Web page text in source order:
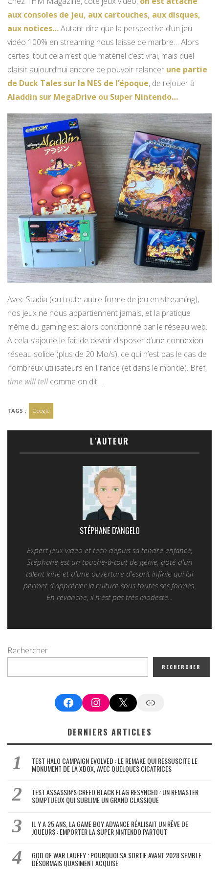
aux consoles de jeu, aux cartouches, aux disques,
aux notices…Autant dire que la perspective d’un jeu
vidéo 100% en streaming nous laisse de marbre… Alors
certes, tout cela n’est que matériel c’est vrai, mais quel
plaisir aujourd’hui encore de pouvoir relancer une partie
de Duck Tales sur la NES de l’époque, de rejouer à
Aladdin sur MegaDrive ou Super Nintendo…
Avec Stadia (ou toute autre forme de jeu en streaming),
nos jeux ne nous appartiennent jamais, et la pratique
même du gaming est alors conditionné par le réseau web.
A cela s’ajoute le fait de devoir disposer d’une connexion
réseau solide (plus de 20 Mo/s), ce qui n’est pas le cas de
nombreux utilisateurs en France (et dans le monde). Bref,
time will tell comme on dit…
TAGS : Google
L'AUTEUR
STÉPHANE D'ANGELO
Expert jeux vidéo et tech depuis sa tendre enfance,
Stéphane est un touche-à-tout de génie, doté d'un
talent inné et d'une ouverture d'esprit infinie qui lui
permet d'apprécier la culture sous toutes ses formes.
En revanche, il n'est pas très modeste...
Rechercher
RECHERCHER
FacebookInstagram
X Google News
DERNIERS ARTICLES
TEST HALO CAMPAIGN EVOLVED : LE REMAKE QUI RESSUSCITE LE
MONUMENT DE LA XBOX, AVEC QUELQUES CICATRICES
TEST ASSASSIN’S CREED BLACK FLAG RESYNCED : UN REMASTER
SOMPTUEUX QUI SUBLIME UN GRAND CLASSIQUE
IL Y A 25 ANS, LA GAME BOY ADVANCE RÉALISAIT UN RÊVE DE
JOUEURS : EMPORTER LA SUPER NINTENDO PARTOUT
GOD OF WAR LAUFEY : POURQUOI SA SORTIE AVANT 2028 SEMBLE
DÉSORMAIS QUASIMENT ACQUISE